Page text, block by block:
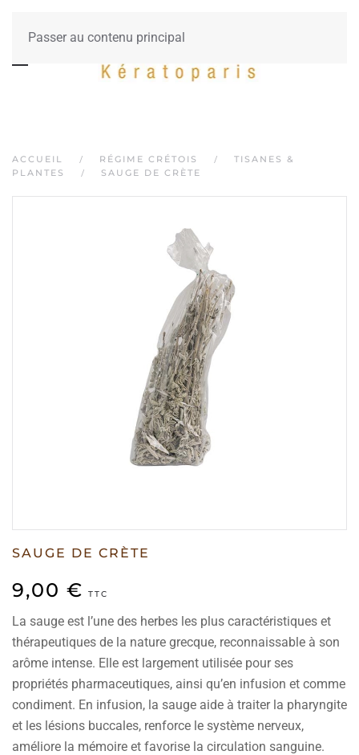
Passer au contenu principal
ACCUEIL RÉGIME CRÉTOIS
TISANES &
PLANTES
SAUGE DE CRÈTE
SAUGE DE CRÈTE
9,00 € TTC
La sauge est l’une des herbes les plus caractéristiques et
thérapeutiques de la nature grecque, reconnaissable à son
arôme intense. Elle est largement utilisée pour ses
propriétés pharmaceutiques, ainsi qu’en infusion et comme
condiment. En infusion, la sauge aide à traiter la pharyngite
et les lésions buccales, renforce le système nerveux,
améliore la mémoire et favorise la circulation sanguine.